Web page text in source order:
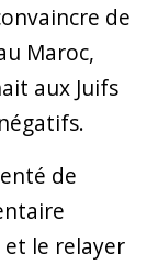
de
Maroc,
aux Juifs
de
le relayer